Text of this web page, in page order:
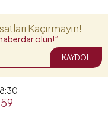
Kaçırmayın!
olun!”
KAYDOL